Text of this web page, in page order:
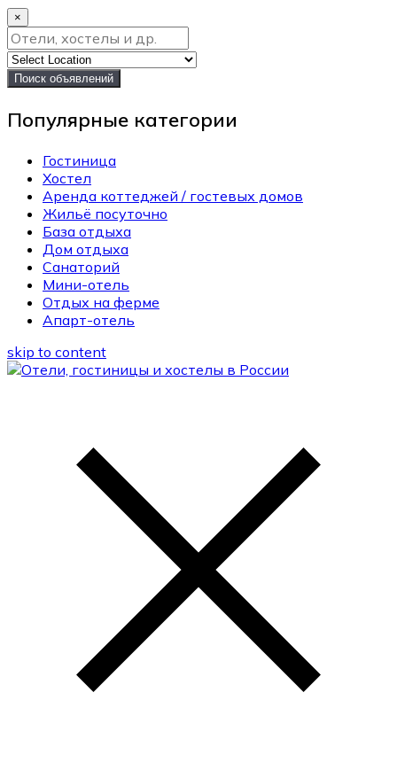
×
Поиск объявлений
Популярные категории
Гостиница
Хостел
Аренда коттеджей / гостевых домов
Жильё посуточно
База отдыха
Дом отдыха
Санаторий
Мини-отель
Отдых на ферме
Апарт-отель
skip to content